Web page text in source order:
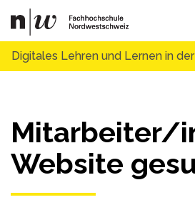
Digitales Lehren und Lernen in
Mitarbeiter/
Website